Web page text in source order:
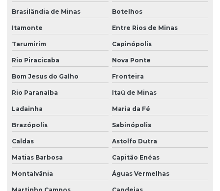
Brasilândia de Minas Botelhos
Itamonte Entre Rios de Minas
Tarumirim Capinópolis
Rio Piracicaba Nova Ponte
Bom Jesus do Galho Fronteira
Rio Paranaíba Itaú de Minas
Ladainha Maria da Fé
Brazópolis Sabinópolis
Caldas Astolfo Dutra
Matias Barbosa Capitão Enéas
Montalvânia Águas Vermelhas